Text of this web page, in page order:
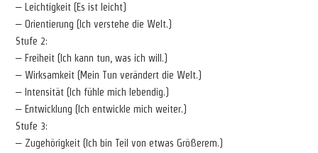
– Leichtigkeit (Es ist leicht)
– Orientierung (Ich verstehe die Welt.)
Stufe 2:
– Freiheit (Ich kann tun, was ich will.)
– Wirksamkeit (Mein Tun verändert die Welt.)
– Intensität (Ich fühle mich lebendig.)
– Entwicklung (Ich entwickle mich weiter.)
Stufe 3:
– Zugehörigkeit (Ich bin Teil von etwas Größerem.)